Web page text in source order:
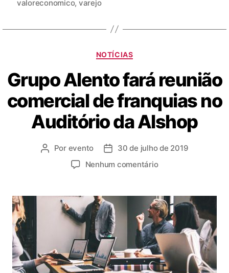
valoreconomico, varejo
NOTÍCIAS
Grupo Alento fará reunião
comercial de franquias no
Auditório da Alshop
Por evento
30 de julho de 2019
Nenhum comentário